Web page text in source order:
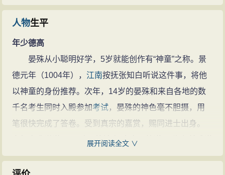
《东都事略》说他有文集240卷，《中兴书目》作94
卷，《文献通考》载《临川集》30卷，皆不传。传者惟
《珠玉词》3卷。汲古阁并为1卷，为《宋六十名家词》
之首集，计词131首，清人辑有【晏文献遗文】收入【宋
四人集】中。
人物生平
年少德高
晏殊从小聪明好学，5岁就能创作有“神童”之称。景
德元年（1004年）， 江南按抚张知白听说这件事，将他
以神童的身份推荐。次年，14岁的晏殊和来自各地的数
千名考生同时入殿参加考试，晏殊的神色毫不胆摄，用
笔很快完成了答卷。受到真宗的嘉赏，赐同进士出身。
宰相寇准说道：“晏殊是外地人”皇帝回答道：“张九龄难道
不是外地人吗？”过了两天，又要进行诗、赋、论的考
试，晏殊上奏说道“我曾经做过这些题，请用别的题来测
展开阅读全文 ∨